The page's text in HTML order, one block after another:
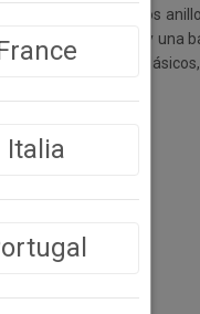
torneado con varios
florales repujados y una
con estilos
cm
Italia